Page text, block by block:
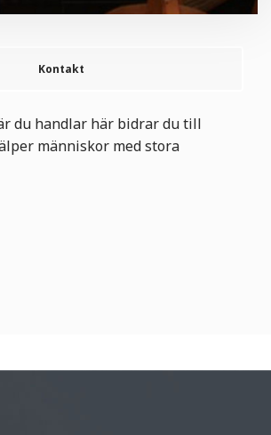
Kontakt
du handlar här bidrar du till
människor med stora